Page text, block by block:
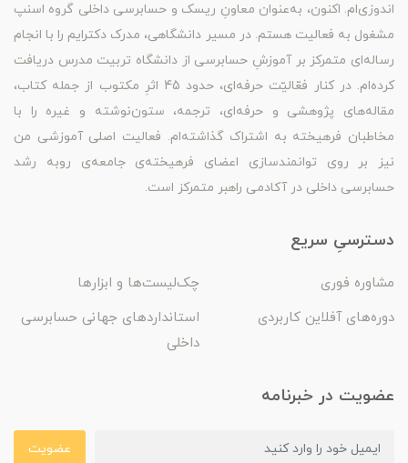
اندوزی‌ام. اکنون، به‌عنوان معاونِ ریسک و حسابرسی داخلی گروه اسنپ
مشغول به فعالیت هستم. در مسیر دانشگاهی، مدرک دکترایم را با انجام
رساله‌ای متمرکز بر آموزشِ حسابرسی از دانشگاه تربیت مدرس دریافت
کرده‌ام. در کنار فعّالیّت حرفه‌ای، حدود 45 اثرِ مکتوب از جمله کتاب،
مقاله‌های پژوهشی و حرفه‌ای، ترجمه، ستون‌نوشته و غیره را با
مخاطبان فرهیخته به اشتراک گذاشته‌ام. فعالیت اصلی آموزشی من
نیز بر روی توانمندسازی اعضای فرهیخته‌ی جامعه‌ی روبه رشد
حسابرسی داخلی در آکادمی راهبر متمرکز است.
دسترسیِ سریع
مشاوره فوری
چک‌لیست‌ها و ابزارها
دوره‌های آفلاین کاربردی
استانداردهای جهانی حسابرسی
داخلی
عضویت در خبرنامه
عضویت